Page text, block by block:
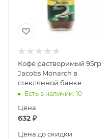
Кофе растворимый 95гр
Jacobs Monarch в
стеклянной банке
Есть в наличии: 10
Цена
632 ₽
Цена до скидки